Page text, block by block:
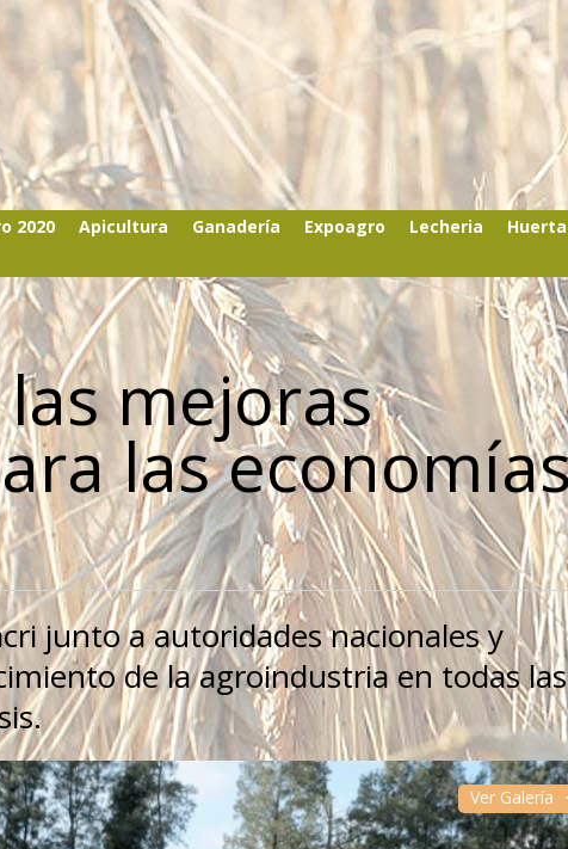
2020 Apicultura Ganadería Expoagro Lecheria
mejoras
las
junto a autoridades nacionales y
de la agroindustria en todas las
Ver Galería